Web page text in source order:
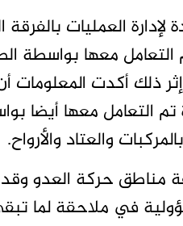
العمليات
معها بواسطة
ذلك أكدت المعلومات
تم التعامل معها أيضا
والعتاد والأرواح.
مناطق حركة العدو
في ملاحقة لما